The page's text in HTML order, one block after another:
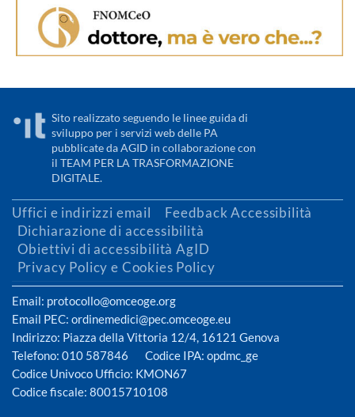
Sito realizzato seguendo le linee guida di
sviluppo per i servizi web delle PA
pubblicate da AGID in collaborazione con
il TEAM PER LA TRASFORMAZIONE
DIGITALE.
Uffici e indirizzi email
Feedback Accessibilità
Dichiarazione di accessibilità
Obiettivi di accessibilità AgID
Privacy Policy e Cookies Policy
Email: protocollo@omceoge.org
Email PEC: ordinemedici@pec.omceoge.eu
Indirizzo: Piazza della Vittoria 12/4, 16121 Genova
Telefono: 010 587846 Codice IPA: opdmc_ge
Codice Univoco Ufficio: KMON67
Codice fiscale: 80015710108